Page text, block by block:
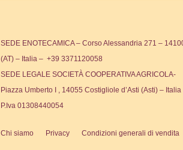
SEDE ENOTECAMICA – Corso Alessandria 271 –
(AT) – Italia – +39 3371120058
SEDE LEGALE SOCIETÀ COOPERATIVA AGRICOLA-
Piazza Umberto I , 14055 Costigliole d’Asti (Asti) – Italia
P.Iva 01308440054
Chi siamo Privacy Condizioni generali di vendita